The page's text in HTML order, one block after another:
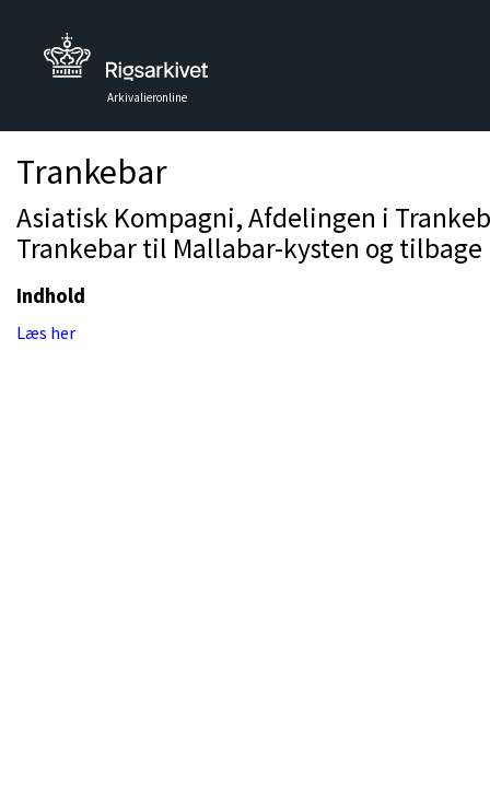
Arkivalieronline
Trankebar
Asiatisk Kompagni, Afdelingen i
Trankebar til Mallabar-kysten og tilbage
Indhold
Læs her